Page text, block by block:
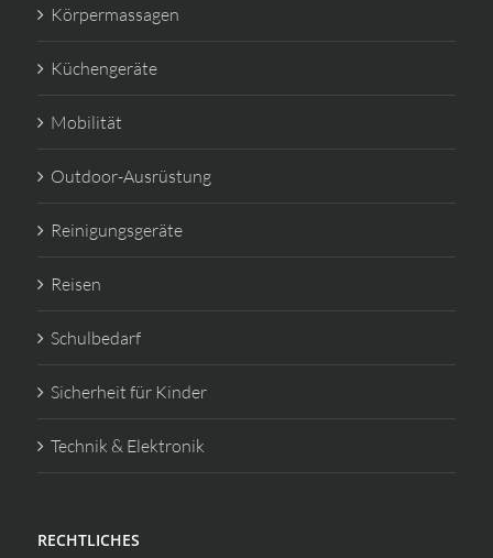
Körpermassagen
Küchengeräte
Mobilität
Outdoor-Ausrüstung
Reinigungsgeräte
Reisen
Schulbedarf
Sicherheit für Kinder
Technik & Elektronik
RECHTLICHES